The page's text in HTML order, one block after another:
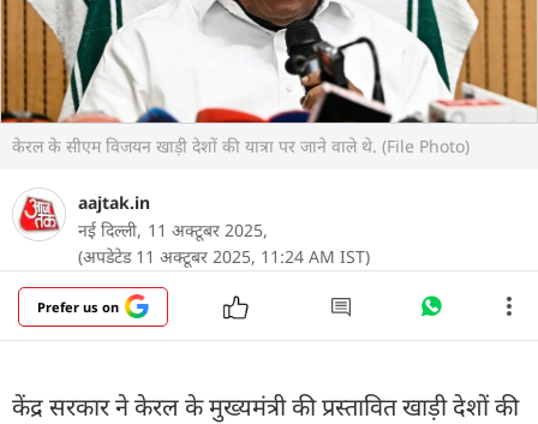
केरल के सीएम विजयन खाड़ी देशों की यात्रा पर जाने वाले थे. (File Photo)
aajtak.in
नई दिल्ली, 11 अक्टूबर 2025,
(अपडेटेड 11 अक्टूबर 2025, 11:24 AM IST)
Prefer us on
केंद्र सरकार ने केरल के मुख्यमंत्री की प्रस्तावित खाड़ी देशों की